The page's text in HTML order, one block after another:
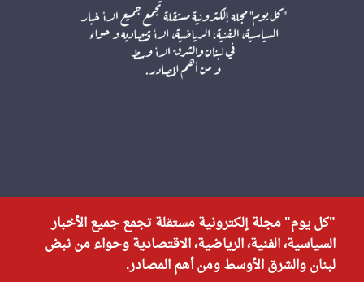
"كل يوم" مجلة إلكترونية مستقلة تجمع جميع الأخبار
السياسية، الفنية، الرياضية، الاقتصادية وحواء من نبض
لبنان والشرق الأوسط ومن أهم المصادر.